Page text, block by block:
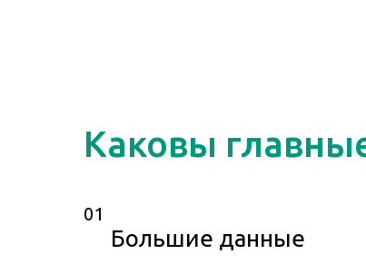
Каковы
Большие данные
01